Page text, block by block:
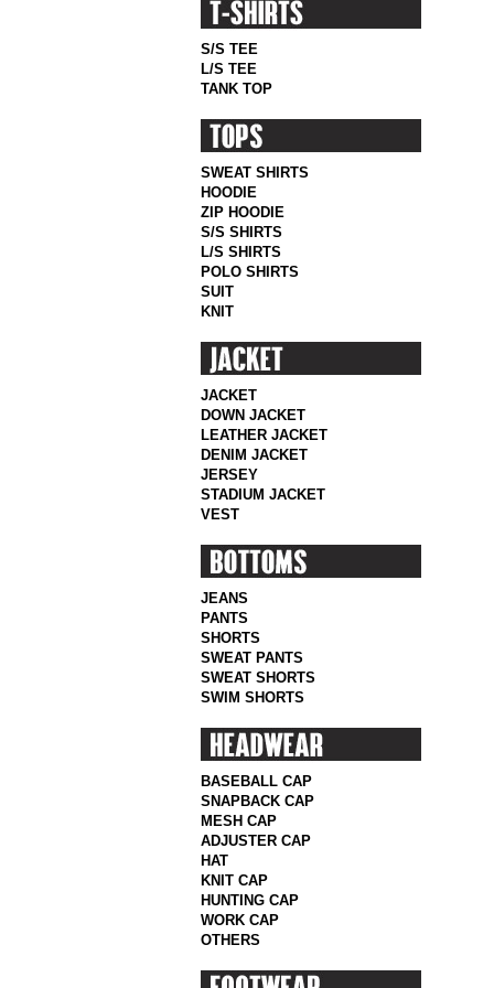
S/S TEE
L/S TEE
TANK TOP
SWEAT SHIRTS
HOODIE
ZIP HOODIE
S/S SHIRTS
L/S SHIRTS
POLO SHIRTS
SUIT
KNIT
JACKET
DOWN JACKET
LEATHER JACKET
DENIM JACKET
JERSEY
STADIUM JACKET
VEST
JEANS
PANTS
SHORTS
SWEAT PANTS
SWEAT SHORTS
SWIM SHORTS
BASEBALL CAP
SNAPBACK CAP
MESH CAP
ADJUSTER CAP
HAT
KNIT CAP
HUNTING CAP
WORK CAP
OTHERS